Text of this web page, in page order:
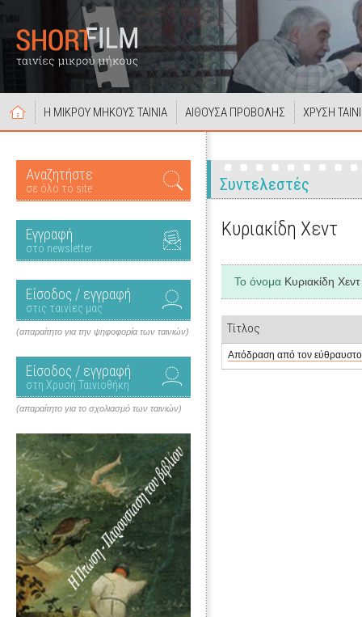
Η ΜΙΚΡΟΥ ΜΗΚΟΥΣ ΤΑΙΝΙΑ ΑΙΘΟΥΣΑ ΠΡΟΒΟΛΗΣ ΧΡΥΣΗ
Αναζητήστε
σε όλο το site
Εγγραφή
στο newsletter
Είσοδος / εγγραφή
στις ταινίες μας
(απαραίτητο για την ψηφοφορία των ταινιών)
Είσοδος / εγγραφή
στη Χρυσή Ταινιοθήκη
(απαραίτητο για το σχολιασμό των ταινιών)
Συντελεστές
Κυριακίδη Χεντ
Το όνομα Κυριακίδη Χεντ
Τίτλος
Απόδραση από τον